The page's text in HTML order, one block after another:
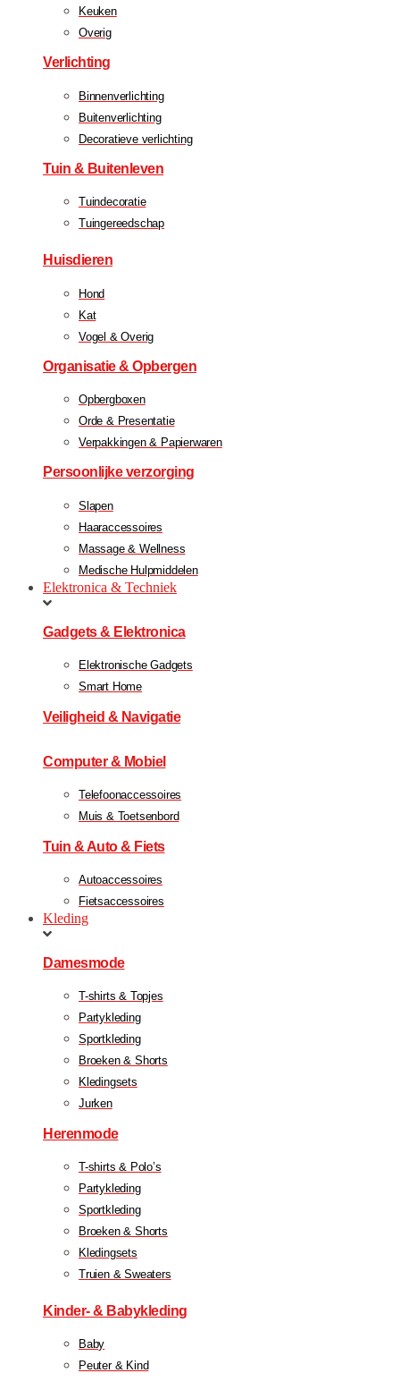
Keuken
Overig
Verlichting
Binnenverlichting
Buitenverlichting
Decoratieve verlichting
Tuin & Buitenleven
Tuindecoratie
Tuingereedschap
Huisdieren
Hond
Kat
Vogel & Overig
Organisatie & Opbergen
Opbergboxen
Orde & Presentatie
Verpakkingen & Papierwaren
Persoonlijke verzorging
Slapen
Haaraccessoires
Massage & Wellness
Medische Hulpmiddelen
Elektronica & Techniek
Gadgets & Elektronica
Elektronische Gadgets
Smart Home
Veiligheid & Navigatie
Computer & Mobiel
Telefoonaccessoires
Muis & Toetsenbord
Tuin & Auto & Fiets
Autoaccessoires
Fietsaccessoires
Kleding
Damesmode
T-shirts & Topjes
Partykleding
Sportkleding
Broeken & Shorts
Kledingsets
Jurken
Herenmode
T-shirts & Polo’s
Partykleding
Sportkleding
Broeken & Shorts
Kledingsets
Truien & Sweaters
Kinder- & Babykleding
Baby
Peuter & Kind